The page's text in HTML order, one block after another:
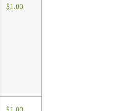
$1.00
$1.00